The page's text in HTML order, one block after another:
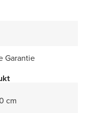
Garantie
cm